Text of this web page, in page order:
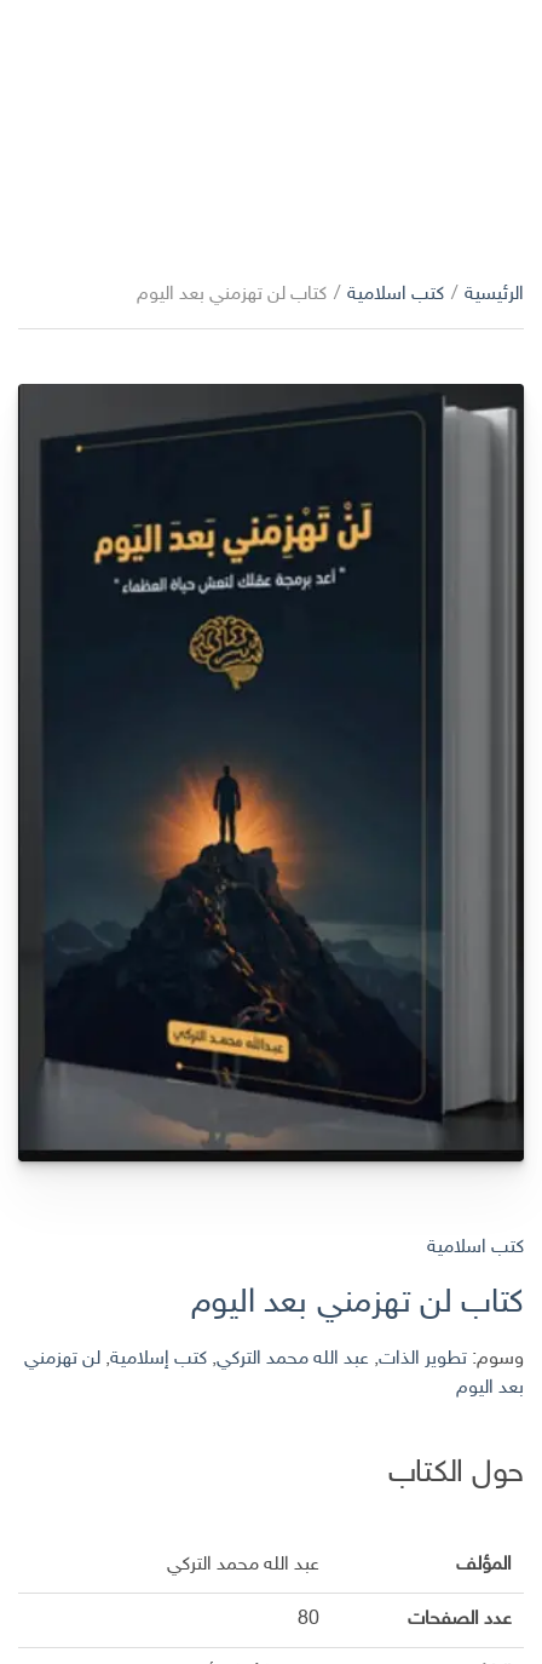
الرئيسية / كتب اسلامية / كتاب لن تهزمني بعد اليوم
كتب اسلامية
كتاب لن تهزمني بعد اليوم
وسوم: تطوير الذات, عبد الله محمد التركي, كتب إسلامية, لن تهزمني
بعد اليوم
حول الكتاب
المؤلف عبد الله محمد التركي
عدد الصفحات 80